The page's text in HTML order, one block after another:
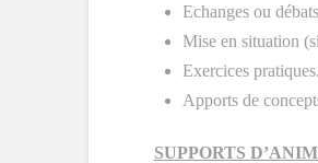
Echanges ou
Mise en situation
Exercices pratiques.
Apports de
SUPPORTS